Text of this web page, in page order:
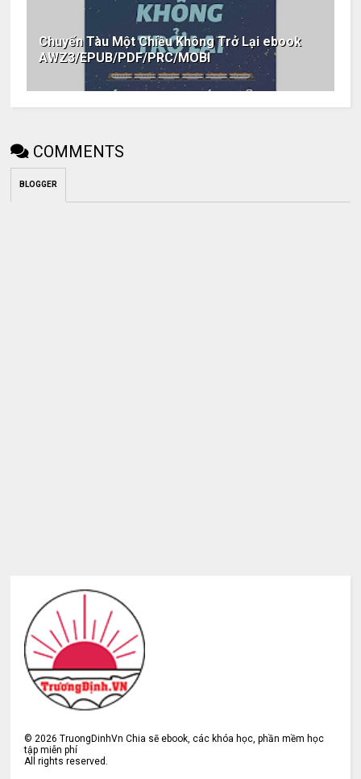
Chuyến Tàu Một Chiều Không Trở Lại ebook
AWZ3/EPUB/PDF/PRC/MOBI
COMMENTS
BLOGGER
©2026 TruongDinhVn Chia sẽ ebook, các khóa học, phần mềm học
tập miễn phí
All rights reserved.